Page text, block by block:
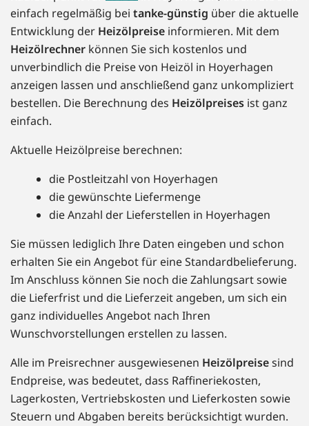
einfach regelmäßig bei tanke-günstig über die aktuelle
Entwicklung der Heizölpreise informieren. Mit dem
Heizölrechner können Sie sich kostenlos und
unverbindlich die Preise von Heizöl in Hoyerhagen
anzeigen lassen und anschließend ganz unkompliziert
bestellen. Die Berechnung des Heizölpreises ist ganz
einfach.
Aktuelle Heizölpreise berechnen:
die Postleitzahl von Hoyerhagen
die gewünschte Liefermenge
die Anzahl der Lieferstellen in Hoyerhagen
Sie müssen lediglich Ihre Daten eingeben und schon
erhalten Sie ein Angebot für eine Standardbelieferung.
Im Anschluss können Sie noch die Zahlungsart sowie
die Lieferfrist und die Lieferzeit angeben, um sich ein
ganz individuelles Angebot nach Ihren
Wunschvorstellungen erstellen zu lassen.
Alle im Preisrechner ausgewiesenen Heizölpreisesind
Endpreise, was bedeutet, dass Raffineriekosten,
Lagerkosten, Vertriebskosten und Lieferkosten sowie
Steuern und Abgaben bereits berücksichtigt wurden.